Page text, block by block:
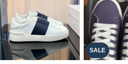
SALE